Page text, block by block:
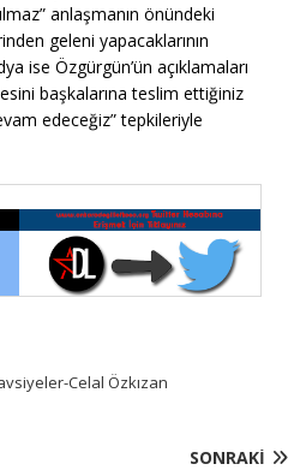
anlaşmanın önündeki
geleni yapacaklarının
ise Özgürgün’ün açıklamaları
başkalarına teslim ettiğiniz
edeceğiz” tepkileriyle
Celal Özkızan
SONRAKI